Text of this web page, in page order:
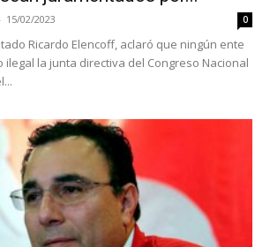
- 15/02/2023 0
Ricardo Elencoff, aclaró que ningún ente
ilegal la junta directiva del Congreso Nacional